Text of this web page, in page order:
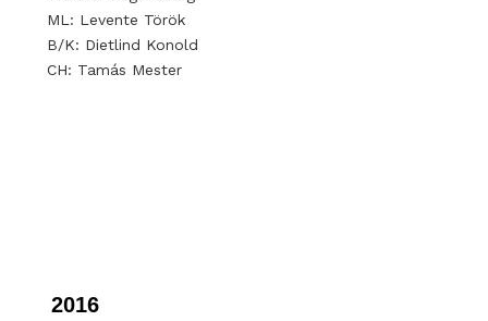
ML: Levente Török
B/K: Dietlind Konold
CH: Tamás Mester
2016